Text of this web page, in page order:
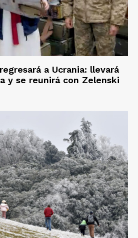
a Ucrania: llevará
y se reunirá con Zelenski